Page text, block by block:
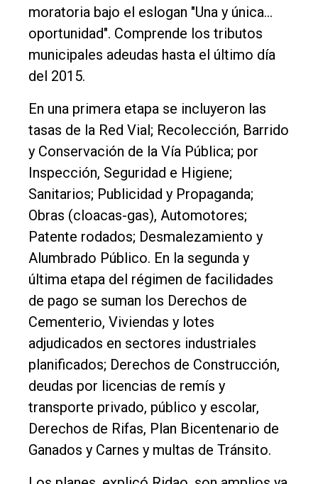
Nosotros
Contacto
moratoria bajo el eslogan "Una y única…
oportunidad". Comprende los tributos
municipales adeudas hasta el último día
del 2015.
En una primera etapa se incluyeron las
tasas de la Red Vial; Recolección, Barrido
y Conservación de la Vía Pública; por
Inspección, Seguridad e Higiene;
Sanitarios; Publicidad y Propaganda;
Obras (cloacas-gas), Automotores;
Patente rodados; Desmalezamiento y
Alumbrado Público. En la segunda y
última etapa del régimen de facilidades
de pago se suman los Derechos de
Cementerio, Viviendas y lotes
adjudicados en sectores industriales
planificados; Derechos de Construcción,
deudas por licencias de remís y
transporte privado, público y escolar,
Derechos de Rifas, Plan Bicentenario de
Ganados y Carnes y multas de Tránsito.